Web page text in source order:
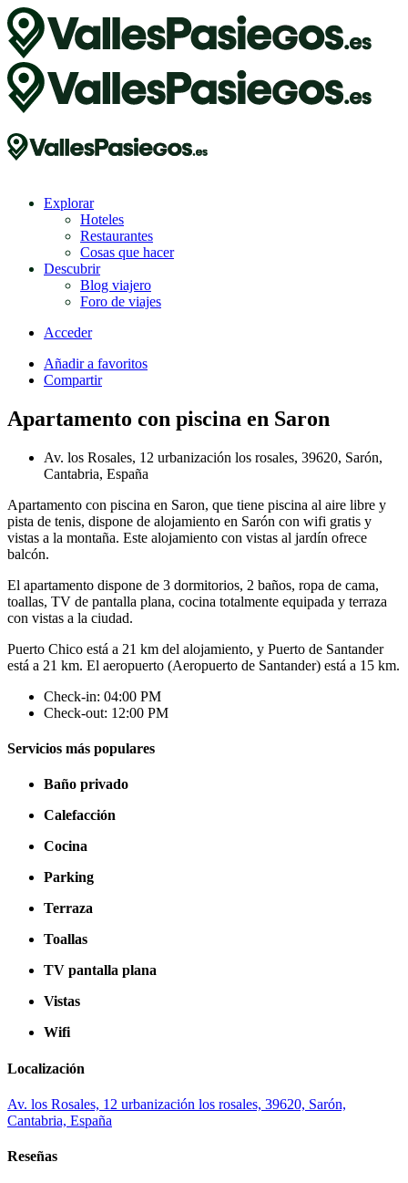
Explorar
Hoteles
Restaurantes
Cosas que hacer
Descubrir
Blog viajero
Foro de viajes
Acceder
Añadir a favoritos
Compartir
Apartamento con piscina en Saron
Av. los Rosales, 12 urbanización los rosales, 39620, Sarón,
Cantabria, España
Apartamento con piscina en Saron, que tiene piscina al aire libre y
pista de tenis, dispone de alojamiento en Sarón con wifi gratis y
vistas a la montaña. Este alojamiento con vistas al jardín ofrece
balcón.
El apartamento dispone de 3 dormitorios, 2 baños, ropa de cama,
toallas, TV de pantalla plana, cocina totalmente equipada y terraza
con vistas a la ciudad.
Puerto Chico está a 21 km del alojamiento, y Puerto de Santander
está a 21 km. El aeropuerto (Aeropuerto de Santander) está a 15 km.
Check-in: 04:00 PM
Check-out: 12:00 PM
Servicios más populares
Baño privado
Calefacción
Cocina
Parking
Terraza
Toallas
TV pantalla plana
Vistas
Wifi
Localización
Av. los Rosales, 12 urbanización los rosales, 39620, Sarón,
Cantabria, España
Reseñas